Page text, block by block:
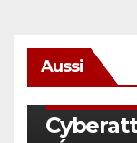
Aussi